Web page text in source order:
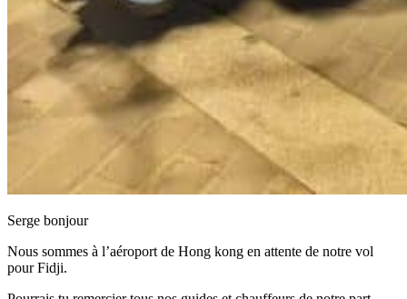
Serge bonjour
Nous sommes à l’aéroport de Hong kong en attente de notre vol
pour Fidji.